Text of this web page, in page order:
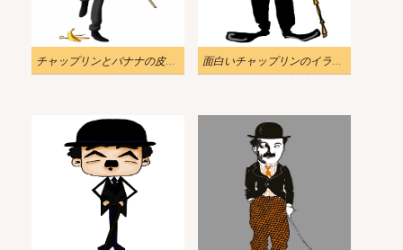
チャップリンとバナナの皮のイラスト 面白いチャップリンのイラスト